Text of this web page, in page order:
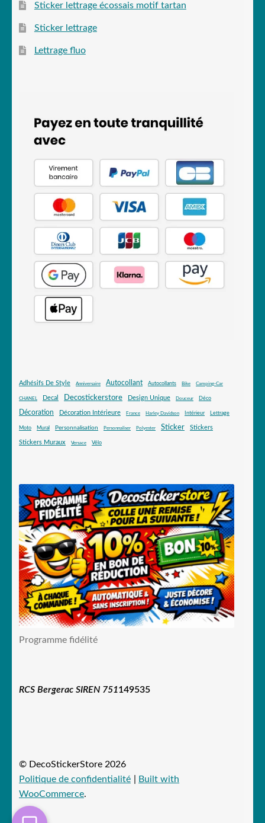
Sticker lettrage écossais motif tartan
Sticker lettrage
Lettrage fluo
Adhésifs De Style Anniversaire Autocollant Autocollants Bike Camping-Car
CHANEL Decal Decostickerstore Design Unique Douceur Déco
Décoration Décoration Intérieure France Harley Davidson Intérieur Lettrage
Moto Mural Personnalisation Personnaliser Polyester Sticker Stickers
Stickers Muraux Versace Vélo
Programme fidélité
RCS Bergerac SIREN 751149535
© DecoStickerStore 2026
Politique de confidentialité
Built with
WooCommerce.